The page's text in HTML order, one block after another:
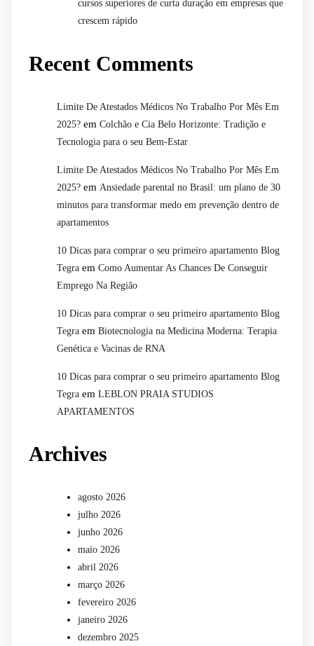
cursos superiores de curta duração em empresas que
crescem rápido
Recent Comments
Limite De Atestados Médicos No Trabalho Por Mês Em
2025? em Colchão e Cia Belo Horizonte: Tradição e
Tecnologia para o seu Bem-Estar
Limite De Atestados Médicos No Trabalho Por Mês Em
2025? em Ansiedade parental no Brasil: um plano de 30
minutos para transformar medo em prevenção dentro de
apartamentos
10 Dicas para comprar o seu primeiro apartamento Blog
Tegra em Como Aumentar As Chances De Conseguir
Emprego Na Região
10 Dicas para comprar o seu primeiro apartamento Blog
Tegra em Biotecnologia na Medicina Moderna: Terapia
Genética e Vacinas de RNA
10 Dicas para comprar o seu primeiro apartamento Blog
Tegra em LEBLON PRAIA STUDIOS
APARTAMENTOS
Archives
agosto 2026
julho 2026
junho 2026
maio 2026
abril 2026
março 2026
fevereiro 2026
janeiro 2026
dezembro 2025